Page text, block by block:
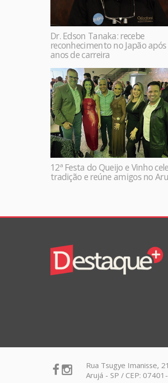
Dr. Edson Tanaka: recebe
reconhecimento no Japão
anos de carreira
12ª Festa do Queijo e Vinho
tradição e reúne amigos no
Colunistas
Destaque+VANDRÉ RODRIGUES
Alterações importantes no regime do
Simples Nacional
Rua Tsugye Imanisse,
Arujá - SP / CEP: